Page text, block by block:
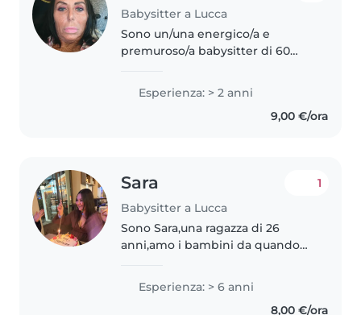
Babysitter a Lucca
Sono un/una energico/a e
premuroso/a babysitter di 60
babysitting principalmente con
neonati e bambini in età scolare.
Sono un/una amante degli sport..
Esperienza: > 2 anni
9,00 €/ora
Sara
Babysitter a Lucca
1
Sono Sara,una ragazza di 26
anni,amo i bambini da quando
cresciuto io i miei due fratelli
minori,poi ho iniziato lavorando
Esperienza: > 6 anni
8,00 €/ora